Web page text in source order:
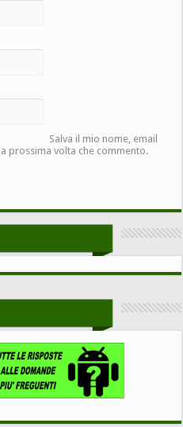
Salva il mio nome, email
prossima volta che commento.